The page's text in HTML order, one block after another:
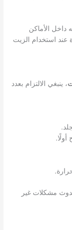
داخل الأماكن
عند استخدام الزيت
، ينبغي الالتزام بعدد
حدوث مشكلات غير